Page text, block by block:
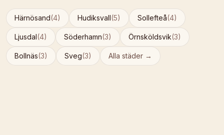
Härnösand(4) Hudiksvall(5) Sollefteå(4)
Ljusdal(4) Söderhamn(3) Örnsköldsvik(3)
Bollnäs(3) Sveg(3) Alla städer →